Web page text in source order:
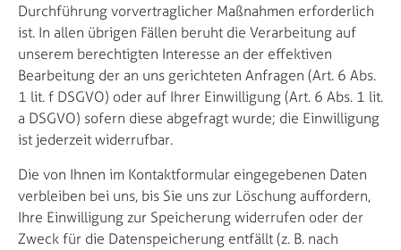
Durchführung vorvertraglicher Maßnahmen erforderlich
ist. In allen übrigen Fällen beruht die Verarbeitung auf
unserem berechtigten Interesse an der effektiven
Bearbeitung der an uns gerichteten Anfragen (Art. 6 Abs.
1 lit. f DSGVO) oder auf Ihrer Einwilligung (Art. 6 Abs. 1 lit.
a DSGVO) sofern diese abgefragt wurde; die Einwilligung
ist jederzeit widerrufbar.
Die von Ihnen im Kontaktformular eingegebenen Daten
verbleiben bei uns, bis Sie uns zur Löschung auffordern,
Ihre Einwilligung zur Speicherung widerrufen oder der
Zweck für die Datenspeicherung entfällt (z. B. nach